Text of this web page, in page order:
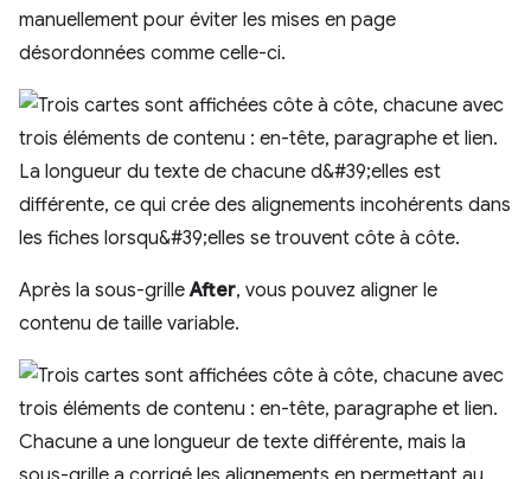
manuellement pour éviter les mises en page
désordonnées comme celle-ci.
Après la sous-grilleAfter, vous pouvez aligner le
contenu de taille variable.